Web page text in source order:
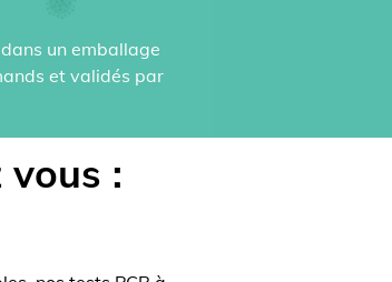
un emballage
et validés par
: